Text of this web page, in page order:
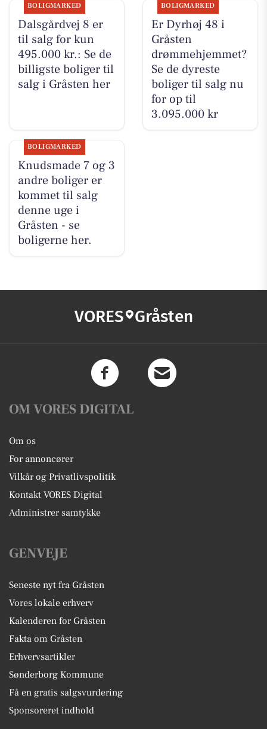
BOLIGMARKED
Dalsgårdvej 8 er
til salg for kun
495.000 kr.: Se de
billigste boliger til
salg i Gråsten her
BOLIGMARKED
Er Dyrhøj 48 i
Gråsten
drømmehjemmet?
Se de dyreste
boliger til salg nu
for op til
3.095.000 kr
BOLIGMARKED
Knudsmade 7 og 3
andre boliger er
kommet til salg
denne uge i
Gråsten - se
boligerne her.
VORES Gråsten
OM VORES DIGITAL
Om os
For annoncører
Vilkår og Privatlivspolitik
Kontakt VORES Digital
Administrer samtykke
GENVEJE
Seneste nyt fra Gråsten
Vores lokale erhverv
Kalenderen for Gråsten
Fakta om Gråsten
Erhvervsartikler
Sønderborg Kommune
Få en gratis salgsvurdering
Sponsoreret indhold